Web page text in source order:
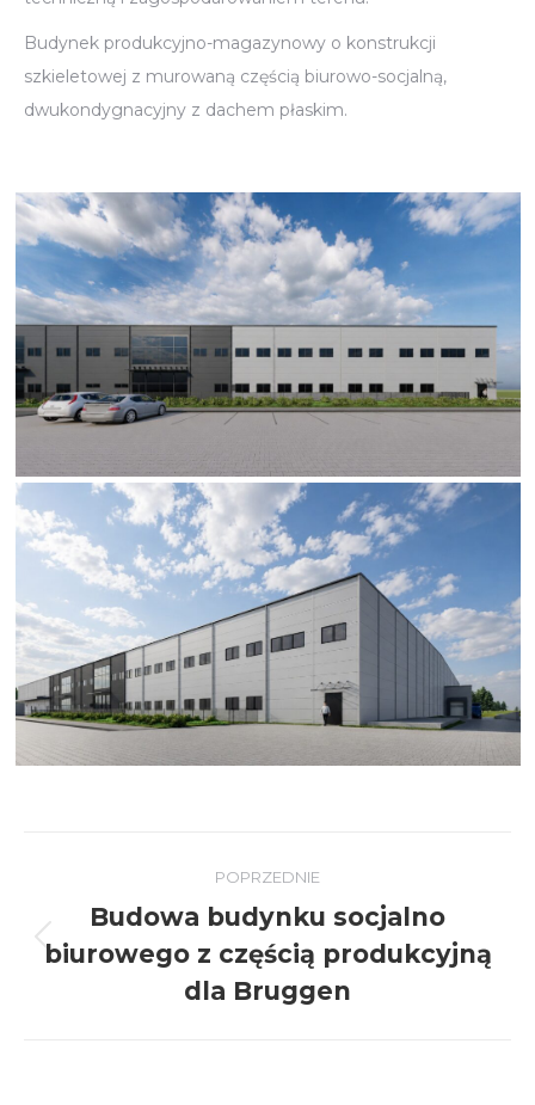
Budynek produkcyjno-magazynowy o konstrukcji
szkieletowej z murowaną częścią biurowo-socjalną,
dwukondygnacyjny z dachem płaskim.
wpisów
POPRZEDNIE
Poprzedni
wpis:
Budowa budynku socjalno
biurowego z częścią produkcyjną
dla Bruggen